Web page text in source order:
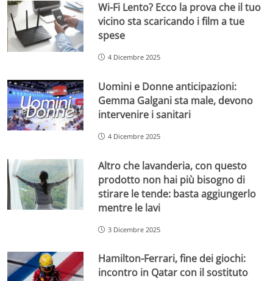
Wi-Fi Lento? Ecco la prova che il tuo
vicino sta scaricando i film a tue
spese
4 Dicembre 2025
Uomini e Donne anticipazioni:
Gemma Galgani sta male, devono
intervenire i sanitari
4 Dicembre 2025
Altro che lavanderia, con questo
prodotto non hai più bisogno di
stirare le tende: basta aggiungerlo
mentre le lavi
3 Dicembre 2025
Hamilton-Ferrari, fine dei giochi:
incontro in Qatar con il sostituto